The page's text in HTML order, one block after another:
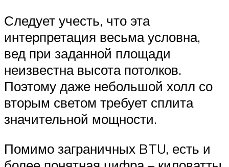
Следует учесть, что эта
интерпретация весьма условна,
вед при заданной площади
неизвестна высота потолков.
Поэтому даже небольшой холл со
вторым светом требует сплита
значительной мощности.
Помимо заграничных BTU, есть и